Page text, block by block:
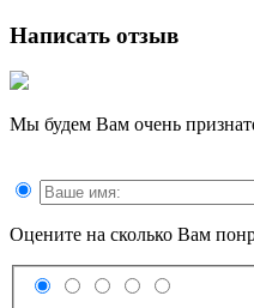
Написать отзыв
Мы будем Вам очень
Оцените на сколько Вам